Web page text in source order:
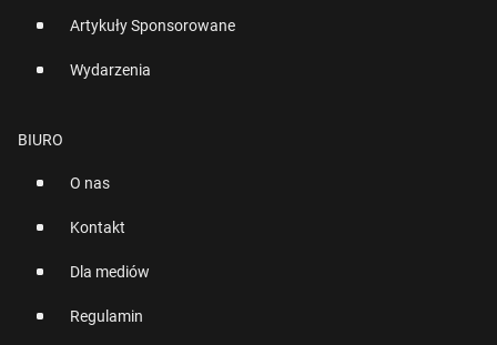
Artykuły Sponsorowane
Wydarzenia
BIURO
O nas
Kontakt
Dla mediów
Regulamin